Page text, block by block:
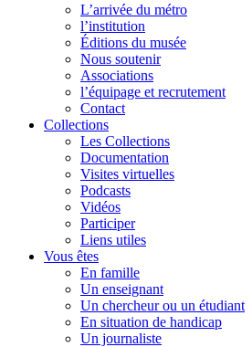
L’arrivée du métro
l’institution
Éditions du musée
Nous soutenir
Associations
l’équipage et recrutement
Contact
Collections
Les Collections
Documentation
Visites virtuelles
Podcasts
Vidéos
Participer
Liens utiles
Vous êtes
En famille
Un enseignant
Un chercheur ou un étudiant
En situation de handicap
Un journaliste